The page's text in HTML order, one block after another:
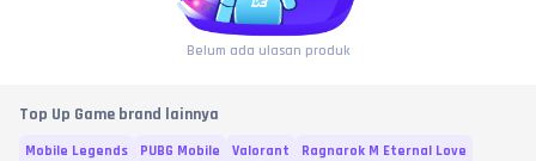
Belum ada ulasan produk
Top Up Game brand lainnya
Mobile Legends PUBG Mobile Valorant
Ragnarok M Eternal Love